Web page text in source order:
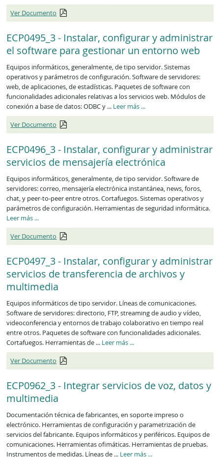
Ver Documento
ECP0495_3 - Instalar, configurar y administrar
el software para gestionar un entorno web
Equipos informáticos, generalmente, de tipo servidor. Sistemas
operativos y parámetros de configuración. Software de servidores:
web, de aplicaciones, de estadísticas. Paquetes de software con
funcionalidades adicionales relativas a los servicios web. Módulos de
conexión a base de datos: ODBC y ... Leer más ECP0495_3
...
Ver Documento
ECP0496_3 - Instalar, configurar y administrar
servicios de mensajería electrónica
Equipos informáticos, generalmente, de tipo servidor. Software de
servidores: correo, mensajería electrónica instantánea, news, foros,
chat, y peer-to-peer entre otros. Cortafuegos. Sistemas operativos y
parámetros de configuración. Herramientas de seguridad informática.
Leer más ECP0496_3
...
Ver Documento
ECP0497_3 - Instalar, configurar y administrar
servicios de transferencia de archivos y
multimedia
Equipos informáticos de tipo servidor. Líneas de comunicaciones.
Software de servidores: directorio, FTP, streaming de audio y vídeo,
videoconferencia y entornos de trabajo colaborativo en tiempo real
entre otros. Paquetes de software con funcionalidades adicionales.
Cortafuegos. Herramientas de ... Leer más ECP0497_3
...
Ver Documento
ECP0962_3 - Integrar servicios de voz, datos y
multimedia
Documentación técnica de fabricantes, en soporte impreso o
electrónico. Herramientas de configuración y parametrización de
servicios del fabricante. Equipos informáticos y periféricos. Equipos de
comunicaciones. Herramientas ofimáticas. Herramientas de pruebas.
Instrumentos de medidas. Líneas de ... Leer más ECP0962_3
...